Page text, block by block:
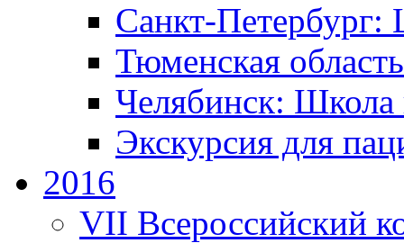
Санкт-Петербург:
Тюменская область
Челябинск: Школа
Экскурсия для
2016
VII Всероссийский